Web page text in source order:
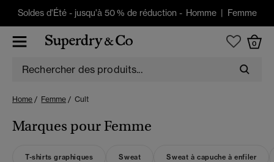
Soldes d'Été -jusqu'à 50 % de réduction - Homme| Femme
0
Home Femme Cult
Marques pour Femme
T-shirts graphiques Sweat Sweat à capuche à enfiler